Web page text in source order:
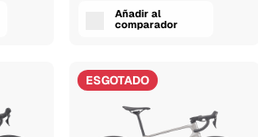
Añadir al
comparador
ESGOTADO